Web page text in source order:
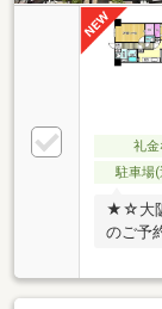
礼金
駐車場
★☆大阪
のご